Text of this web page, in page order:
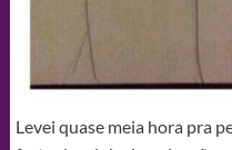
Levei quase meia hora pra